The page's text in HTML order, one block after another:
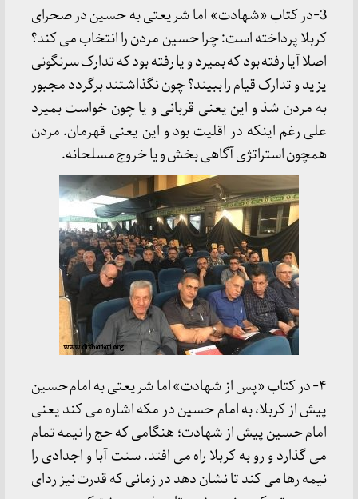
3-در کتاب «شهادت» اما شریعتی به حسین در صحرای
کربلا پرداخته است: چرا حسین مردن را انتخاب می کند؟
اصلا آیا رفته بود که بمیرد و یا رفته بود که تدارک سرنگونی
یزید و تدارک قیام را ببیند؟ چون نگذاشتند برگردد مجبور
به مردن شذ و این یعنی قربانی و یا چون خواست بمیرد
علی رغم اینکه در اقلیت بود و این یعنی قهرمان. مردن
همچون استراتژی آگاهی بخش و یا خروج مسلحانه.
۴- در کتاب «پس از شهادت» اما شریعتی به امام حسین
پیش از کربلا، به امام حسین در مکه اشاره می کند یعنی
امام حسین پیش از شهادت؛ هنگامی که حج را نیمه تمام
می گذارد و رو به کربلا راه می افتد. سنت آبا و اجدادی را
نیمه رها می کند تا نشان دهد در زمانی که قدرت نیز ردای